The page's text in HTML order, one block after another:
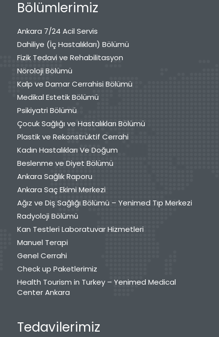
Bölümlerimiz
Ankara 7/24 Acil Servis
Dahiliye (İç Hastalıkları) Bölümü
Fizik Tedavi ve Rehabilitasyon
Nöroloji Bölümü
Kalp ve Damar Cerrahisi Bölümü
Medikal Estetik Bölümü
Psikiyatri Bölümü
Çocuk Sağlığı ve Hastalıkları Bölümü
Plastik ve Rekonstrüktif Cerrahi
Kadın Hastalıkları Ve Doğum
Beslenme ve Diyet Bölümü
Ankara Sağlık Raporu
Ankara Saç Ekimi Merkezi
Ağız ve Diş Sağlığı Bölümü – Yenimed Tıp Merkezi
Radyoloji Bölümü
Kan Testleri Laboratuvar Hizmetleri
Manuel Terapi
Genel Cerrahi
Check up Paketlerimiz
Health Tourism in Turkey – Yenimed Medical
Center Ankara
Tedavilerimiz